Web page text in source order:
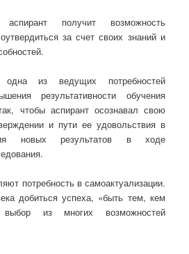
получит возможность
за счет своих знаний и
одна из ведущих потребностей
результативности обучения
чтобы аспирант осознавал свою
и пути ее удовольствия в
новых результатов в ходе
потребность в самоактуализации.
добиться успеха, «быть тем, кем
из многих возможностей